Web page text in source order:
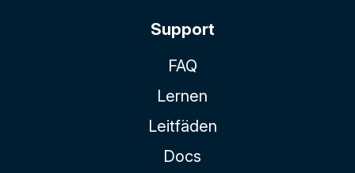
Support
FAQ
Lernen
Leitfäden
Docs